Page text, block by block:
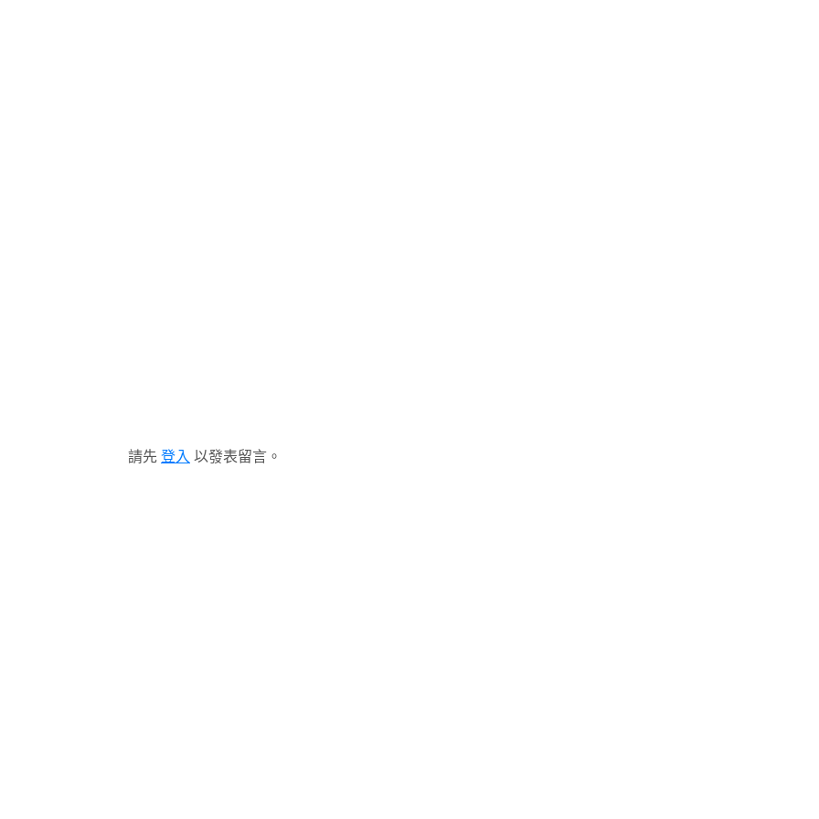
請先 登入 以發表留言。